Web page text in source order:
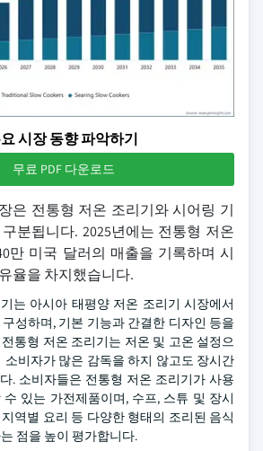
시장 동향 파악하기
무료 PDF 다운로드
은 전통형 저온 조리기와 시어링 기
분됩니다. 2025년에는 전통형 저온
만 미국 달러의 매출을 기록하며 시
율을 차지했습니다.
는 아시아 태평양 저온 조리기 시장에서
성하며, 기본 기능과 간결한 디자인 등을
통형 저온 조리기는 저온 및 고온 설정으
소비자가 많은 감독을 하지 않고도 장시간
. 소비자들은 전통형 저온 조리기가 사용
있는 가전제품이며, 수프, 스튜 및 장시
역별 요리 등 다양한 형태의 조리된 음식
점을 높이 평가합니다.